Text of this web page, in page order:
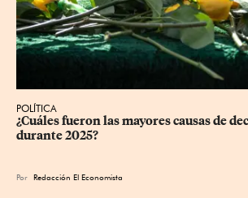
POLÍTICA
¿Cuáles fueron las mayores causas de
durante 2025?
Por Redacción El Economista